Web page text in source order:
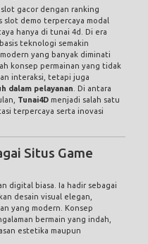
gacor dengan ranking
slot demo terpercaya modal
hanya di tunai 4d. Di era
teknologi semakin
yang banyak diminati
konsep permainan yang tidak
interaksi, tetapi juga
dalam pelayanan . Di antara
Tunai4D menjadi salah satu
terpercaya serta inovasi
Situs Game
digital biasa. Ia hadir sebagai
desain visual elegan,
yang modern. Konsep
bermain yang indah,
estetika maupun